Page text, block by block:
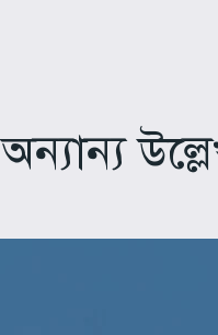
অন্যান্য